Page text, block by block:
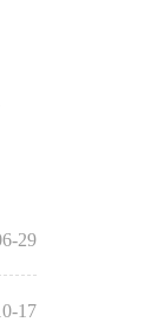
29
17